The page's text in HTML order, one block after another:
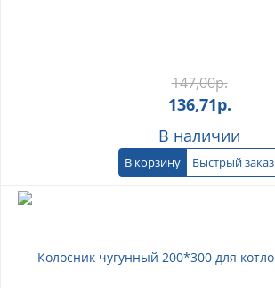
147,00р.
136,71р.
В наличии
В корзину Быстрый заказ